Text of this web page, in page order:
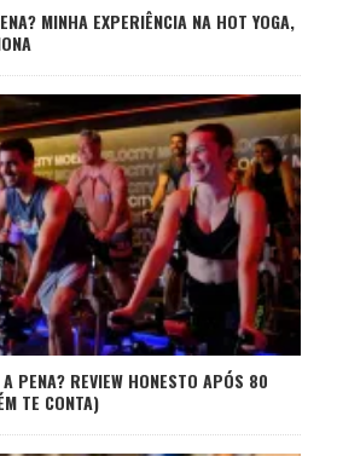
MINHA EXPERIÊNCIA NA HOT YOGA,
PENA? REVIEW HONESTO APÓS 80
TE CONTA)